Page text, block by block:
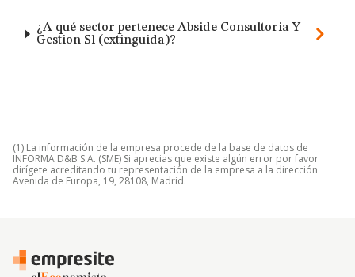
¿A qué sector pertenece Abside Consultoria Y
Gestion Sl (extinguida)?
(1) La información de la empresa procede de la base de datos de
INFORMA D&B S.A. (SME) Si aprecias que existe algún error por favor
dirígete acreditando tu representación de la empresa a la dirección
Avenida de Europa, 19, 28108, Madrid.